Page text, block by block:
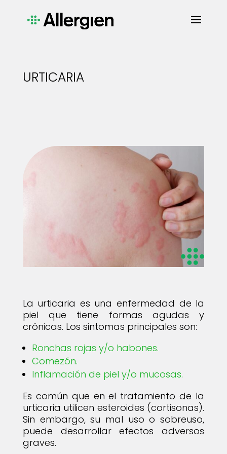
URTICARIA
La urticaria es una enfermedad de la
piel que tiene formas agudas y
crónicas. Los sintomas principales son:
Ronchas rojas y/o habones.
Comezón.
Inflamación de piel y/o mucosas.
Es común que en el tratamiento de la
urticaria utilicen esteroides (cortisonas).
Sin embargo, su mal uso o sobreuso,
puede desarrollar efectos adversos
graves.